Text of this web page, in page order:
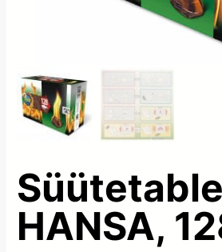
HANSA,